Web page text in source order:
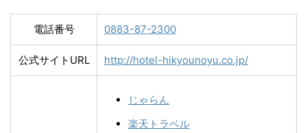
電話番号 0883-87-2300
公式サイトURL http://hotel-hikyounoyu.co.jp/
じゃらん
楽天トラベル